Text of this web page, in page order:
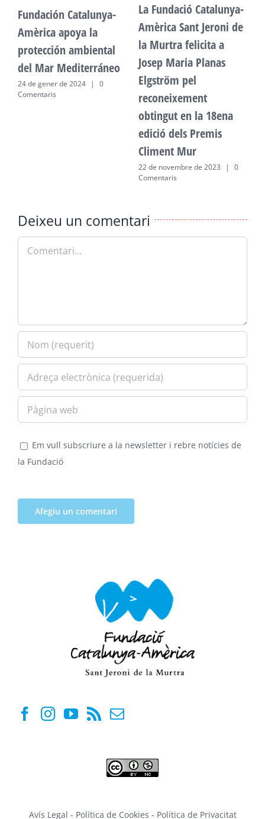
Fundación Catalunya-
Amèrica apoya la
protección ambiental
del Mar Mediterráneo
24 de gener de 2024 |
0
Comentaris
La Fundació Catalunya-
Amèrica Sant Jeroni de
la Murtra felicita a
Josep Maria Planas
Elgström pel
reconeixement
obtingut en la 18ena
edició dels Premis
Climent Mur
22 de novembre de 2023 |
0
Comentaris
Deixeu un comentari
Em vull subscriure a la newsletter i rebre notícies de
la Fundació
Avís Legal - Política de Cookies - Política de Privacitat